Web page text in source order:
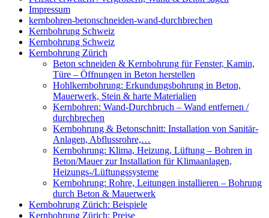
Impressum
kernbohren-betonschneiden-wand-durchbrechen
Kernbohrung Schweiz
Kernbohrung Schweiz
Kernbohrung Zürich
Beton schneiden & Kernbohrung für Fenster, Kamin,
Türe – Öffnungen in Beton herstellen
Hohlkernbohrung: Erkundungsbohrung in Beton,
Mauerwerk, Stein & harte Materialien
Kernbohren: Wand-Durchbruch – Wand entfernen /
durchbrechen
Kernbohrung & Betonschnitt: Installation von Sanitär-
Anlagen, Abflussrohre,…
Kernbohrung: Klima, Heizung, Lüftung – Bohren in
Beton/Mauer zur Installation für Klimaanlagen,
Heizungs-/Lüftungssysteme
Kernbohrung: Rohre, Leitungen installieren – Bohrung
durch Beton & Mauerwerk
Kernbohrung Zürich: Beispiele
Kernbohrung Zürich: Preise